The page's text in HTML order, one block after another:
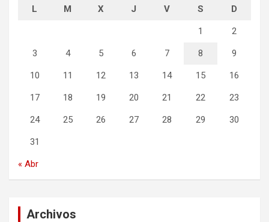
L M X J V S D
1 2
3 4 5 6 7 8 9
10 11 12 13 14 15 16
17 18 19 20 21 22 23
24 25 26 27 28 29 30
31
« Abr
Archivos